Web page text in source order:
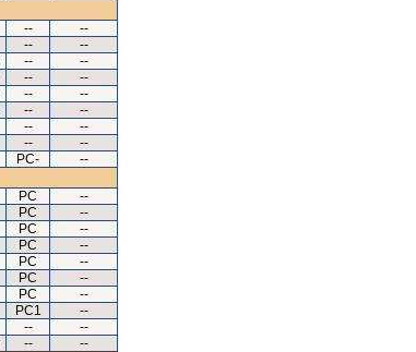
--
--
--
--
--
--
--
--
--
--
--
--
--
--
--
--
PC-
--
PC
--
PC
--
PC
--
PC
--
PC
--
PC
--
PC
--
PC1
--
--
--
--
--